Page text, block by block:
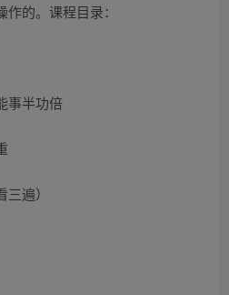
的。课程目录：
事半功倍
遍）